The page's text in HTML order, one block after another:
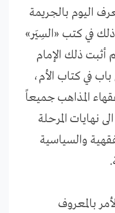
اليوم بالجريمة
في كتب «السِيَر»
أثبت ذلك الإمام
819م) في باب في كتاب الأم،
المذاهب جميعاً
نهايات المرحلة
والسياسية
بالمعروف